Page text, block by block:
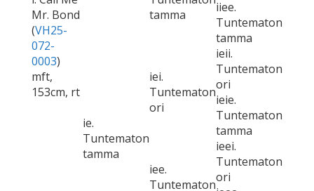
Mr. Bond
(VH25-
072-
0003)
mft,
153cm, rt
tamma
iiee.
Tuntematon
tamma
ie.
Tuntematon
tamma
iei.
Tuntematon
ori
ieii.
Tuntematon
ori
ieie.
Tuntematon
tamma
iee.
Tuntematon
ieei.
Tuntematon
ori